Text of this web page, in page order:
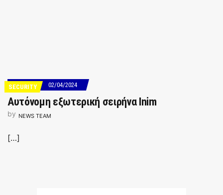
SECURITY 02/04/2024
Αυτόνομη εξωτερική σειρήνα Inim
by NEWS TEAM
[…]